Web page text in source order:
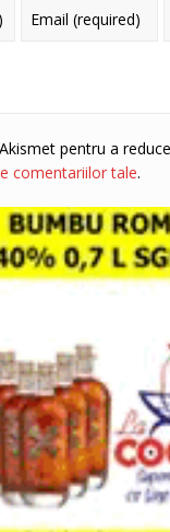
pentru a
comentariilor tale.